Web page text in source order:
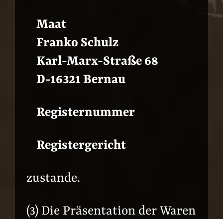
Maat
Franko Schulz
Karl-Marx-Straße 68
D-16321 Bernau
Registernummer
Registergericht
zustande.
(3) Die Präsentation der Waren